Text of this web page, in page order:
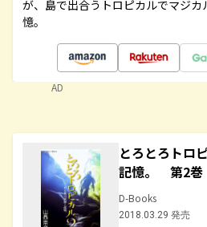
が、島で出合うトロピカルでマジ
憶。
AD
とろとろトロ
記憶。 第2巻
D-Books
2018.03.29 発売